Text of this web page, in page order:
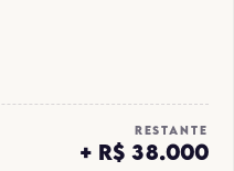
RESTANTE
+ R$ 38.000